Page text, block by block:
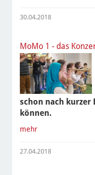
30.04.2018
MoMo 1 - das
schon nach kurzer
können.
mehr
27.04.2018